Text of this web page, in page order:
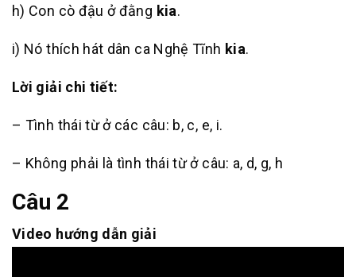
h) Con cò đậu ở đằng kia.
i) Nó thích hát dân ca Nghệ Tĩnh kia.
Lời giải chi tiết:
– Tình thái từ ở các câu: b, c, e, i.
– Không phải là tình thái từ ở câu: a, d, g, h
Câu 2
Video hướng dẫn giải